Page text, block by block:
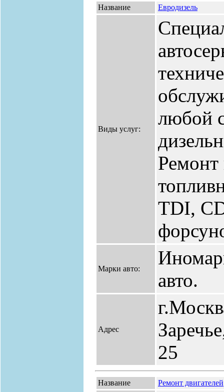
Название Евродизель
Виды услуг:
любой
Ремонт
TDI,
Марки авто:
авто.
Адрес
25
Название Ремонт двигателей